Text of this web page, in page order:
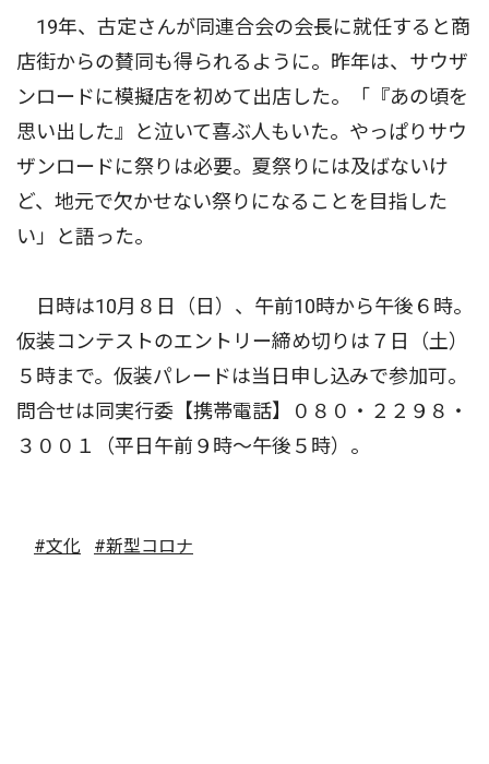
19年、古定さんが同連合会の会長に就任すると商
店街からの賛同も得られるように。昨年は、サウザ
ンロードに模擬店を初めて出店した。「『あの頃を
思い出した』と泣いて喜ぶ人もいた。やっぱりサウ
ザンロードに祭りは必要。夏祭りには及ばないけ
ど、地元で欠かせない祭りになることを目指した
い」と語った。
日時は10月８日（日）、午前10時から午後６時。
仮装コンテストのエントリー締め切りは７日（土）
５時まで。仮装パレードは当日申し込みで参加可。
問合せは同実行委【携帯電話】０８０・２２９８・
３００１（平日午前９時〜午後５時）。
#文化 #新型コロナ